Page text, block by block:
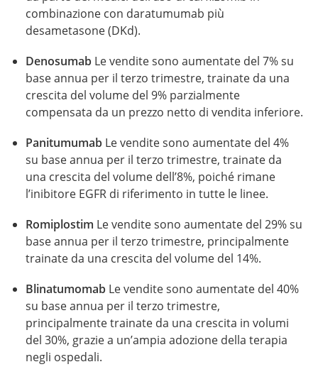
combinazione con daratumumab più
desametasone (DKd).
Denosumab Le vendite sono aumentate del 7% su
base annua per il terzo trimestre, trainate da una
crescita del volume del 9% parzialmente
compensata da un prezzo netto di vendita inferiore.
Panitumumab Le vendite sono aumentate del 4%
su base annua per il terzo trimestre, trainate da
una crescita del volume dell’8%, poiché rimane
l’inibitore EGFR di riferimento in tutte le linee.
Romiplostim Le vendite sono aumentate del 29% su
base annua per il terzo trimestre, principalmente
trainate da una crescita del volume del 14%.
Blinatumomab Le vendite sono aumentate del 40%
su base annua per il terzo trimestre,
principalmente trainate da una crescita in volumi
del 30%, grazie a un’ampia adozione della terapia
negli ospedali.